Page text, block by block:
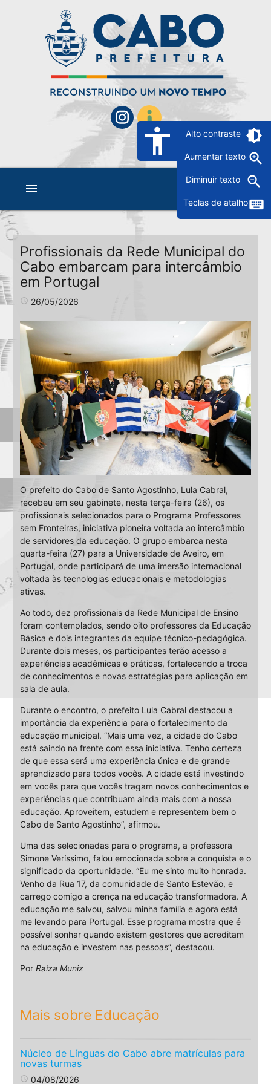
accessibility Alto contraste brightness_6
Aumentar texto zoom_in
Diminuir texto zoom_out
Teclas de atalhokeyboard
menu
Profissionais da Rede Municipal do
Cabo embarcam para intercâmbio
em Portugal
access_time 26/05/2026
O prefeito do Cabo de Santo Agostinho, Lula Cabral,
recebeu em seu gabinete, nesta terça-feira (26), os
profissionais selecionados para o Programa Professores
sem Fronteiras, iniciativa pioneira voltada ao intercâmbio
de servidores da educação. O grupo embarca nesta
quarta-feira (27) para a Universidade de Aveiro, em
Portugal, onde participará de uma imersão internacional
voltada às tecnologias educacionais e metodologias
ativas.
Ao todo, dez profissionais da Rede Municipal de Ensino
foram contemplados, sendo oito professores da Educação
Básica e dois integrantes da equipe técnico-pedagógica.
Durante dois meses, os participantes terão acesso a
experiências acadêmicas e práticas, fortalecendo a troca
de conhecimentos e novas estratégias para aplicação em
sala de aula.
Durante o encontro, o prefeito Lula Cabral destacou a
importância da experiência para o fortalecimento da
educação municipal. “Mais uma vez, a cidade do Cabo
está saindo na frente com essa iniciativa. Tenho certeza
de que essa será uma experiência única e de grande
aprendizado para todos vocês. A cidade está investindo
em vocês para que vocês tragam novos conhecimentos e
experiências que contribuam ainda mais com a nossa
educação. Aproveitem, estudem e representem bem o
Cabo de Santo Agostinho”, afirmou.
Uma das selecionadas para o programa, a professora
Simone Veríssimo, falou emocionada sobre a conquista e o
significado da oportunidade. “Eu me sinto muito honrada.
Venho da Rua 17, da comunidade de Santo Estevão, e
carrego comigo a crença na educação transformadora. A
educação me salvou, salvou minha família e agora está
me levando para Portugal. Esse programa mostra que é
possível sonhar quando existem gestores que acreditam
na educação e investem nas pessoas”, destacou.
Por Raíza Muniz
Mais sobre Educação
Núcleo de Línguas do Cabo abre matrículas para
novas turmas
access_time 04/08/2026